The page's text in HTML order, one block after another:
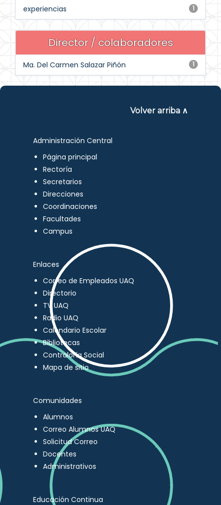
1
experiencias
Director / colaboradores
1
Ma. Del Carmen Salazar Piñón
Volver arriba ∧
Administración Central
Página principal
Rectoría
Secretarios
Direcciones
Coordinaciones
Facultades
Campus
Enlaces
Correo de Empleados UAQ
Directorio
TV UAQ
Radio UAQ
Calendario Escolar
Bibliotecas
Contraloría Social
Mapa de sitio
Comunidades
Alumnos
Correo Alumnos UAQ
Solicitud Correo
Docentes
Administrativos
Educación Continua